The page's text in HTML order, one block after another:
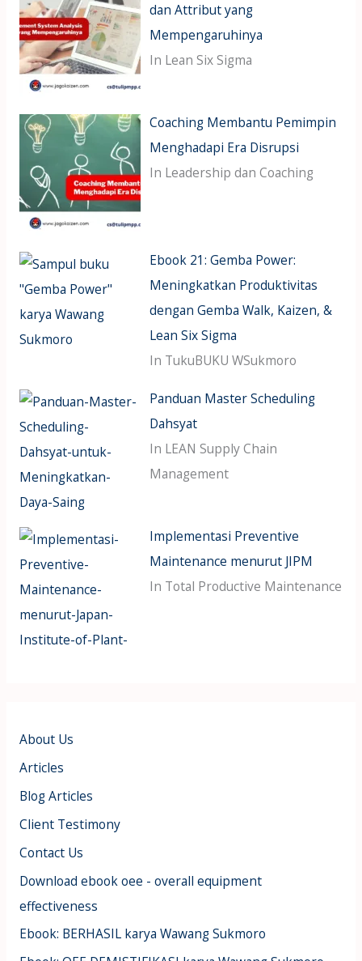
dan Attribut yang
Mempengaruhinya
In Lean Six Sigma
Coaching Membantu Pemimpin
Menghadapi Era Disrupsi
In Leadership dan Coaching
Ebook 21: Gemba Power:
Meningkatkan Produktivitas
dengan Gemba Walk, Kaizen, &
Lean Six Sigma
In TukuBUKU WSukmoro
Panduan Master Scheduling
Dahsyat
In LEAN Supply Chain
Management
Implementasi Preventive
Maintenance menurut JIPM
In Total Productive Maintenance
About Us
Articles
Blog Articles
Client Testimony
Contact Us
Download ebook oee - overall equipment
effectiveness
Ebook: BERHASIL karya Wawang Sukmoro